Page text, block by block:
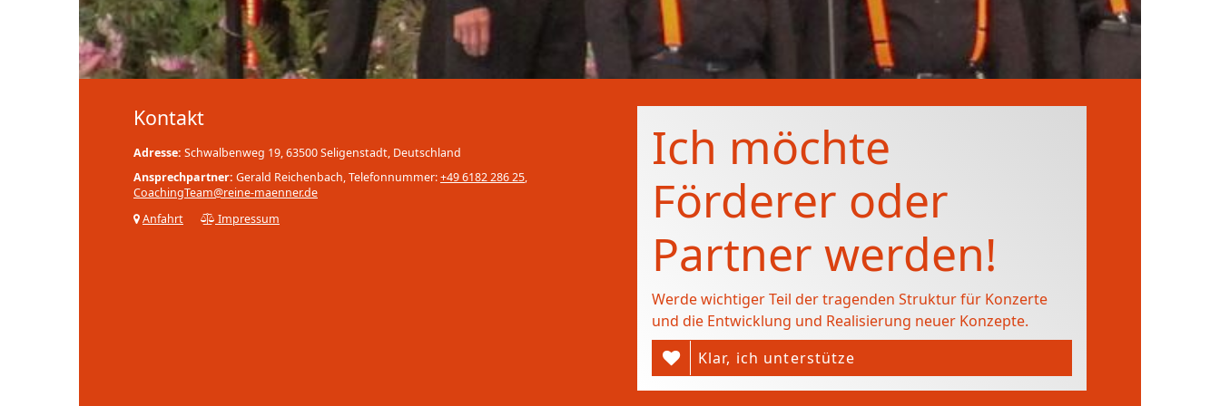
Kontakt
Adresse: Schwalbenweg 19, 63500 Seligenstadt, Deutschland
Ansprechpartner: Gerald Reichenbach, Telefonnummer:+49 6182 286 25,
CoachingTeam@reine-maenner.de
Anfahrt
Impressum
Ich möchte
Förderer oder
Partner werden!
Werde wichtiger Teil der tragenden Struktur für Konzerte
und die Entwicklung und Realisierung neuer Konzepte.
Klar, ich unterstütze